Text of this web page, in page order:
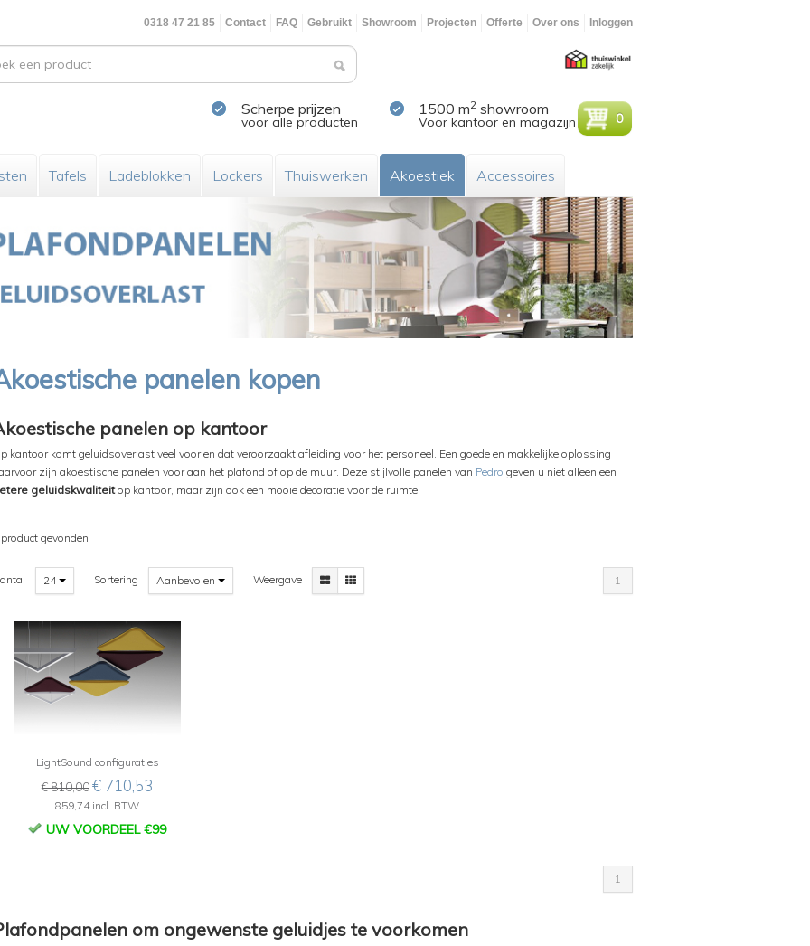
0318 47 21 85 Contact FAQ Gebruikt Showroom Projecten Offerte Over ons Inloggen
Scherpe prijzen
voor alle producten
1500 m2 showroom
Voor kantoor en magazijn 0
Tafels Ladeblokken Lockers Thuiswerken Akoestiek Accessoires
panelen kopen
panelen op kantoor
kantoor komt geluidsoverlast veel voor en dat veroorzaakt afleiding voor het personeel. Een goede en makkelijke oplossing
zijn akoestische panelen voor aan het plafond of op de muur. Deze stijlvolle panelen van Pedro geven u niet alleen een
geluidskwaliteitop kantoor, maar zijn ook een mooie decoratie voor de ruimte.
gevonden
24 Sortering Aanbevolen Weergave 1
LightSound configuraties
€ 810,00€ 710,53
859,74 incl. BTW
UW VOORDEEL €99
1
om ongewenste geluidjes te voorkomen